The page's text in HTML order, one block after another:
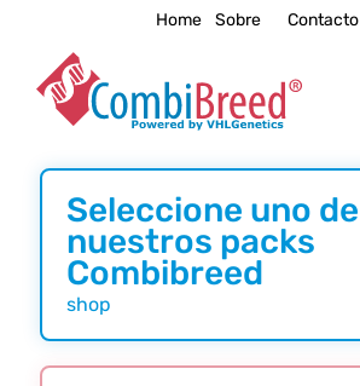
content
Home Sobre Contacto
Seleccione uno de
nuestros packs
Combibreed
shop